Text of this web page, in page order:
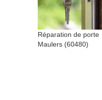
Réparation de porte
Maulers (60480)